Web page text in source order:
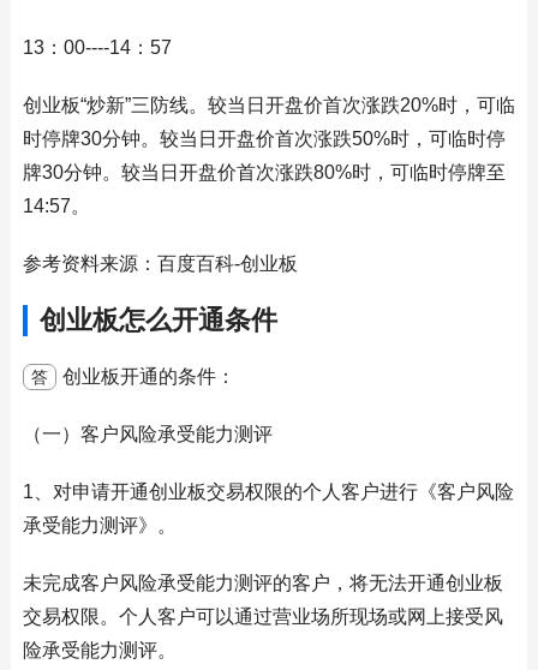
13：00----14：57
创业板“炒新”三防线。较当日开盘价首次涨跌20%时，可临
时停牌30分钟。较当日开盘价首次涨跌50%时，可临时停
牌30分钟。较当日开盘价首次涨跌80%时，可临时停牌至
14:57。
参考资料来源：百度百科-创业板
创业板怎么开通条件
答 创业板开通的条件：
（一）客户风险承受能力测评
1、对申请开通创业板交易权限的个人客户进行《客户风险
承受能力测评》。
未完成客户风险承受能力测评的客户，将无法开通创业板
交易权限。个人客户可以通过营业场所现场或网上接受风
险承受能力测评。